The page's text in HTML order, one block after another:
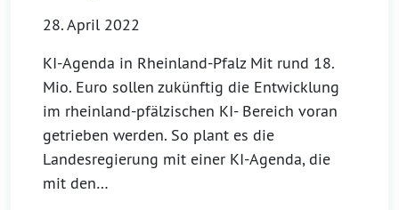
28. April 2022
KI-Agenda in Rheinland-Pfalz Mit rund 18.
Mio. Euro sollen zukünftig die Entwicklung
im rheinland-pfälzischen KI- Bereich voran
getrieben werden. So plant es die
Landesregierung mit einer KI-Agenda, die
mit den…